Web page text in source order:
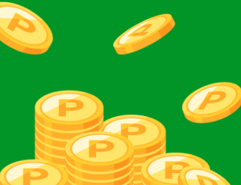
エンタメニュース
推し楽